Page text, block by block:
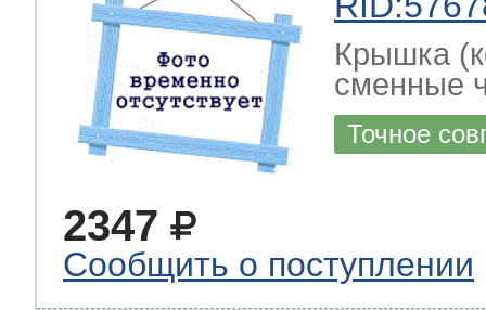
Крышка
сменные
Точное
2347
Сообщить о поступлении